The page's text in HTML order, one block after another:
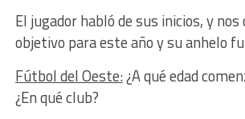
El jugador habló de sus inicios, y
objetivo para este año y su anhelo
Fútbol del Oeste:¿A qué edad
¿En qué club?